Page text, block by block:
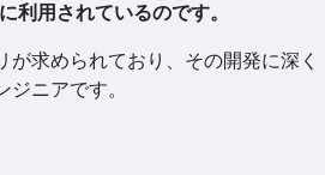
利用されているのです。
が求められており、その開発に深く
ニアです。